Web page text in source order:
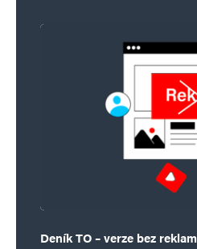
Deník TO – verze bez reklam